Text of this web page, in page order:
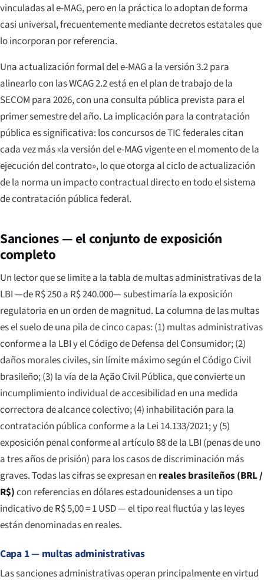
vinculadas al e-MAG, pero en la práctica lo adoptan de forma
casi universal, frecuentemente mediante decretos estatales que
lo incorporan por referencia.
Una actualización formal del e-MAG a la versión 3.2 para
alinearlo con las WCAG 2.2 está en el plan de trabajo de la
SECOM para 2026, con una consulta pública prevista para el
primer semestre del año. La implicación para la contratación
pública es significativa: los concursos de TIC federales citan
cada vez más «la versión del e-MAG vigente en el momento de la
ejecución del contrato», lo que otorga al ciclo de actualización
de la norma un impacto contractual directo en todo el sistema
de contratación pública federal.
Sanciones — el conjunto de exposición
completo
Un lector que se limite a la tabla de multas administrativas de la
LBI —de R$ 250 a R$ 240.000— subestimaría la exposición
regulatoria en un orden de magnitud. La columna de las multas
es el suelo de una pila de cinco capas: (1) multas administrativas
conforme a la LBI y el Código de Defensa del Consumidor; (2)
daños morales civiles, sin límite máximo según el Código Civil
brasileño; (3) la vía de la Ação Civil Pública, que convierte un
incumplimiento individual de accesibilidad en una medida
correctora de alcance colectivo; (4) inhabilitación para la
contratación pública conforme a la Lei 14.133/2021; y (5)
exposición penal conforme al artículo 88 de la LBI (penas de uno
a tres años de prisión) para los casos de discriminación más
graves. Todas las cifras se expresan en reales brasileños (BRL /
R$)con referencias en dólares estadounidenses a un tipo
indicativo de R$ 5,00 = 1 USD — el tipo real fluctúa y las leyes
están denominadas en reales.
Capa 1 — multas administrativas
Las sanciones administrativas operan principalmente en virtud